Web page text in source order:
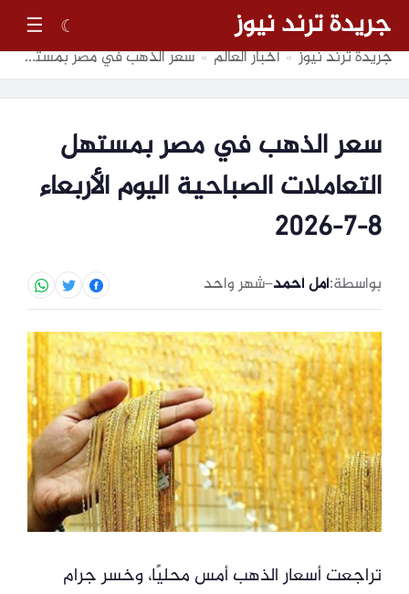
جريدة ترند نيوز ☾
☰
جريدة ترند نيوز » أخبار العالم » سعر الذهب في مصر بمستهل التعاملات الصباحية اليوم الأربعاء 8-7-2026
سعر الذهب في مصر بمستهل
التعاملات الصباحية اليوم الأربعاء
8-7-2026
بواسطة:أمل أحمد–شهر واحد
تراجعت أسعار الذهب أمس محليًا، وخسر جرام